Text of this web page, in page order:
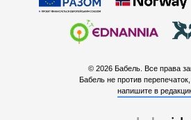
© 2026 Бабель. Все права
Бабель не против
напишите в